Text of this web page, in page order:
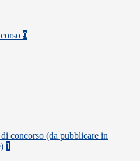
9
concorso (da pubblicare in
1